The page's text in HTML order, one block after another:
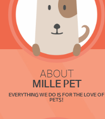
ABOUT
MILLE PET
EVERYTHING WE DO IS FOR THE LOVE OF
PETS!